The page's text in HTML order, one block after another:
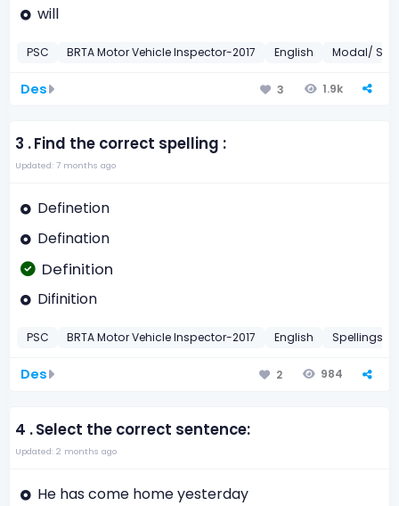
will
PSC BRTA Motor Vehicle Inspector-2017 English Modal/
Des 3 1.9k
3 .Find the correct spelling :
Updated: 7 months ago
Definetion
Defination
Definition
Difinition
PSC BRTA Motor Vehicle Inspector-2017 English Spellings
Des 2 984
4 .Select the correct sentence:
Updated: 2 months ago
He has come home yesterday